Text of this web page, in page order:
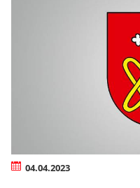
04.04.2023